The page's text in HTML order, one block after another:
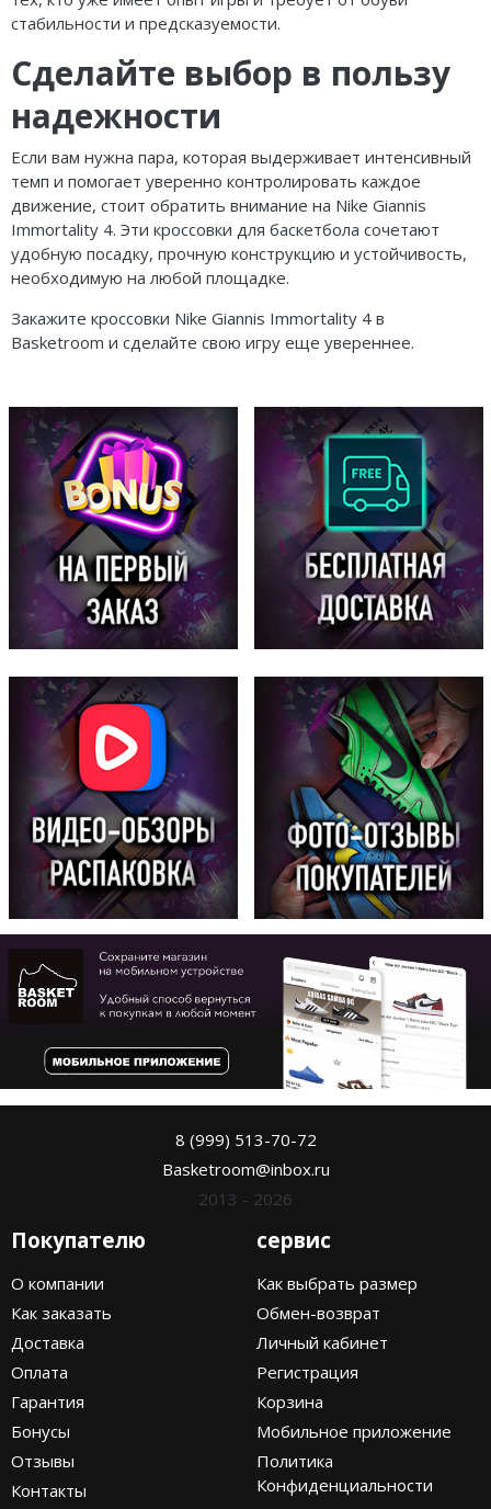
стабильности и предсказуемости.
Сделайте выбор в пользу
надежности
Если вам нужна пара, которая выдерживает интенсивный
темп и помогает уверенно контролировать каждое
движение, стоит обратить внимание на Nike Giannis
Immortality 4. Эти кроссовки для баскетбола сочетают
удобную посадку, прочную конструкцию и устойчивость,
необходимую на любой площадке.
Закажите кроссовки Nike Giannis Immortality 4 в
Basketroom и сделайте свою игру еще увереннее.
8 (999) 513-70-72
Basketroom@inbox.ru
2013 - 2026
Покупателю
О компании
Как заказать
Доставка
Оплата
Гарантия
Бонусы
Отзывы
Контакты
сервис
Как выбрать размер
Обмен-возврат
Личный кабинет
Регистрация
Корзина
Мобильное приложение
Политика
Конфиденциальности